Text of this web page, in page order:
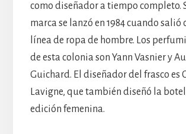
como diseñador a tiempo completo.
marca se lanzó en 1984 cuando salió
línea de ropa de hombre. Los
de esta colonia son Yann Vasnier y
Guichard. El diseñador del frasco es
Lavigne, que también diseñó la
edición femenina.